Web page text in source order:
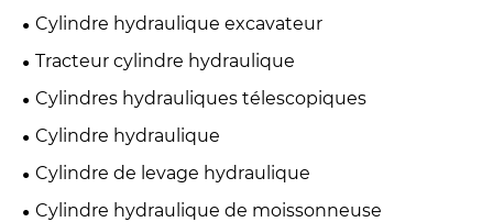
aérien
Cylindre hydraulique excavateur
Tracteur cylindre hydraulique
Cylindres hydrauliques télescopiques
Cylindre hydraulique
Cylindre de levage hydraulique
Cylindre hydraulique de moissonneuse